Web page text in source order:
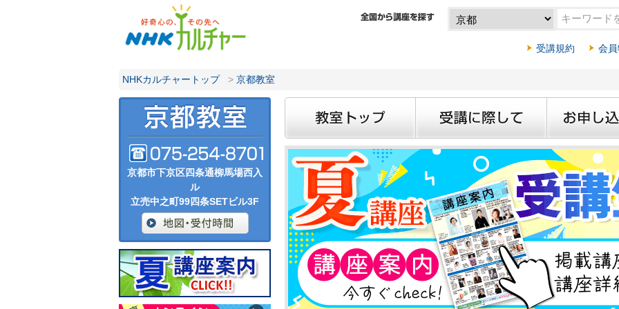
受講規約 会
NHKカルチャートップ > 京都教室
京都市下京区四条通柳馬場西入
ル
立売中之町99四条SETビル3F